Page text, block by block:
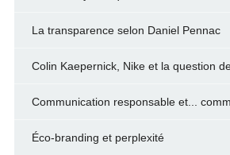
La transparence selon Daniel Pennac
Colin Kaepernick, Nike et la question
Communication responsable et...
Éco-branding et perplexité